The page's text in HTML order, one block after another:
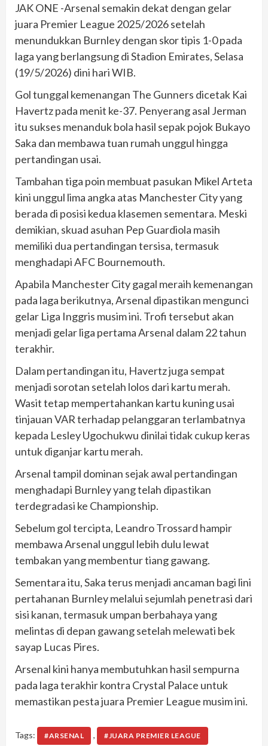
JAK ONE -Arsenal semakin dekat dengan gelar
juara Premier League 2025/2026 setelah
menundukkan Burnley dengan skor tipis 1-0 pada
laga yang berlangsung di Stadion Emirates, Selasa
(19/5/2026) dini hari WIB.
Gol tunggal kemenangan The Gunners dicetak Kai
Havertz pada menit ke-37. Penyerang asal Jerman
itu sukses menanduk bola hasil sepak pojok Bukayo
Saka dan membawa tuan rumah unggul hingga
pertandingan usai.
Tambahan tiga poin membuat pasukan Mikel Arteta
kini unggul lima angka atas Manchester City yang
berada di posisi kedua klasemen sementara. Meski
demikian, skuad asuhan Pep Guardiola masih
memiliki dua pertandingan tersisa, termasuk
menghadapi AFC Bournemouth.
Apabila Manchester City gagal meraih kemenangan
pada laga berikutnya, Arsenal dipastikan mengunci
gelar Liga Inggris musim ini. Trofi tersebut akan
menjadi gelar liga pertama Arsenal dalam 22 tahun
terakhir.
Dalam pertandingan itu, Havertz juga sempat
menjadi sorotan setelah lolos dari kartu merah.
Wasit tetap mempertahankan kartu kuning usai
tinjauan VAR terhadap pelanggaran terlambatnya
kepada Lesley Ugochukwu dinilai tidak cukup keras
untuk diganjar kartu merah.
Arsenal tampil dominan sejak awal pertandingan
menghadapi Burnley yang telah dipastikan
terdegradasi ke Championship.
Sebelum gol tercipta, Leandro Trossard hampir
membawa Arsenal unggul lebih dulu lewat
tembakan yang membentur tiang gawang.
Sementara itu, Saka terus menjadi ancaman bagi lini
pertahanan Burnley melalui sejumlah penetrasi dari
sisi kanan, termasuk umpan berbahaya yang
melintas di depan gawang setelah melewati bek
sayap Lucas Pires.
Arsenal kini hanya membutuhkan hasil sempurna
pada laga terakhir kontra Crystal Palace untuk
memastikan pesta juara Premier League musim ini.
Tags: #ARSENAL , #JUARA PREMIER LEAGUE